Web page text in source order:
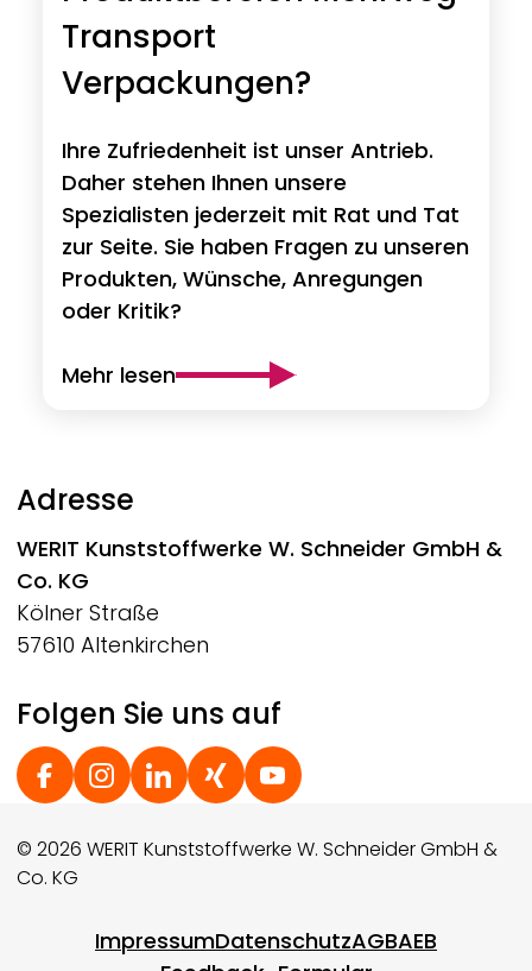
Transport
Verpackungen?
Ihre Zufriedenheit ist unser Antrieb.
Daher stehen Ihnen unsere
Spezialisten jederzeit mit Rat und Tat
zur Seite. Sie haben Fragen zu unseren
Produkten, Wünsche, Anregungen
oder Kritik?
Mehr lesen
Adresse
WERIT Kunststoffwerke W. Schneider GmbH &
Co. KG
Kölner Straße
57610 Altenkirchen
Folgen Sie uns auf
Social Footer
© 2026 WERIT Kunststoffwerke W. Schneider GmbH &
Co. KG
Footer menuImpressumDatenschutzAGBAEB